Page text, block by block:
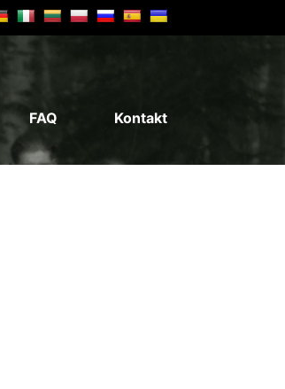
FAQ Kontakt